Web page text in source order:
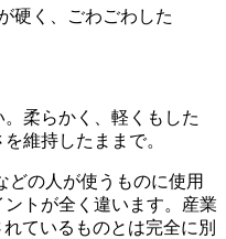
硬く、ごわごわした
柔らかく、軽くもした
維持したままで。
どの人が使うものに使用
トが全く違います。産業
ているものとは完全に別